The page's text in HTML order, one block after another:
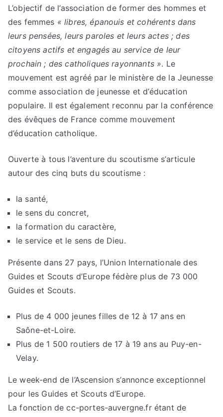
L’objectif de l’association de former des hommes et
des femmes « libres, épanouis et cohérents dans
leurs pensées, leurs paroles et leurs actes ; des
citoyens actifs et engagés au service de leur
prochain ; des catholiques rayonnants ». Le
mouvement est agréé par le ministère de la Jeunesse
comme association de jeunesse et d’éducation
populaire. Il est également reconnu par la conférence
des évêques de France comme mouvement
d’éducation catholique.
Ouverte à tous l’aventure du scoutisme s’articule
autour des cinq buts du scoutisme :
la santé,
le sens du concret,
la formation du caractère,
le service et le sens de Dieu.
Présente dans 27 pays, l’Union Internationale des
Guides et Scouts d’Europe fédère plus de 73 000
Guides et Scouts.
Plus de 4 000 jeunes filles de 12 à 17 ans en
Saône-et-Loire.
Plus de 1 500 routiers de 17 à 19 ans au Puy-en-
Velay.
Le week-end de l’Ascension s’annonce exceptionnel
pour les Guides et Scouts d’Europe.
La fonction de cc-portes-auvergne.fr étant de